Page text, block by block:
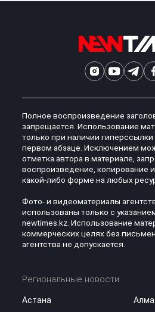
Полное воспроизведение
запрещается. Использование
только при наличии гиперссылки
первом абзаце. Исключением
отметка автора в материале,
воспроизведение, копирование
какой-либо форме на любых
Фото- и видеоматериалы
использованы только с
newtimes.kz. Использование
коммерческих целях без
агентства не допускается.
Региональные новости
Астана